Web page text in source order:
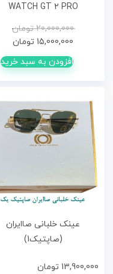
WATCH GT 2 PRO
20,000,000 تومان
15,000,000 تومان
افزودن به سبد خرید
عینک خلبانی صاایران
(صاپتیک1)
13,900,000 تومان